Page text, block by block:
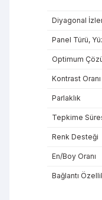
Diyagonal
Panel Türü,
Optimum
Kontrast Oranı
Parlaklık
Tepkime
Renk Desteği
En/Boy Oranı
Bağlantı